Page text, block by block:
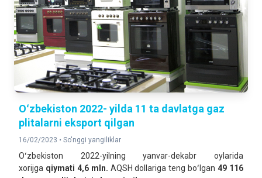
Oʻzbekiston 2022- yilda 11 ta davlatga gaz
plitalarni eksport qilgan
16/02/2023 • So'nggi yangiliklar
Oʻzbekiston 2022-yilning yanvar-dekabr oylarida
xorijga qiymati 4,6 mln. AQSH dollariga teng boʻlgan 49 116